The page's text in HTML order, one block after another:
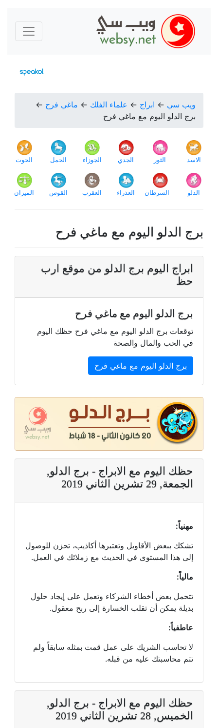
ويب سي ← ابراج ← علماء الفلك ← ماغي فرح ←
برج الدلو اليوم مع ماغي فرح
الاسد الثور الجدي الجوزاء الحمل الحوت
الدلو السرطان العذراء العقرب القوس الميزان
برج الدلو اليوم مع ماغي فرح
ابراج اليوم برج الدلو من موقع ارب
حظ
برج الدلو اليوم مع ماغي فرح
توقعات برج الدلو اليوم مع ماغي فرح حظك اليوم
في الحب والمال والصحة
برج الدلو اليوم مع ماغي فرح
حظك اليوم مع الابراج - برج الدلو,
الجمعة, 29 تشرين الثاني 2019
مهنياً:
تشكك ببعض الأقاويل وتعتبرها أكاذيب، تحزن للوصول
إلى هذا المستوى في الحديث مع زملائك في العمل.
مالياً:
تتحمل بعض أخطاء الشركاء وتعمل على إيجاد حلول
بديلة يمكن أن تقلب الخسارة إلى ربح معقول.
عاطفياً:
لا تحاسب الشريك على عمل قمت بمثله سابقاً ولم
تتم محاسبتك عليه من قبله.
حظك اليوم مع الابراج - برج الدلو,
الخميس, 28 تشرين الثاني 2019